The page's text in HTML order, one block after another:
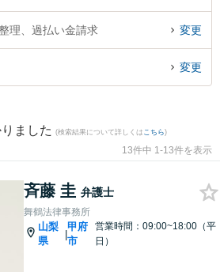
相談したい』『過払い金請求のトラブル解決の
したい』『初回相談無料で過払い金請求を法律
相談予約したい』などでお困りの相談者さんに
理、過払い金請求 変更
変更
ました (検索結果について詳しくは こちら)
13件中 1-13件を表示
斉藤 圭 弁護士
舞鶴法律事務所
山梨
県
|
甲府
市
営業時間：09:00~18:00（平
日）